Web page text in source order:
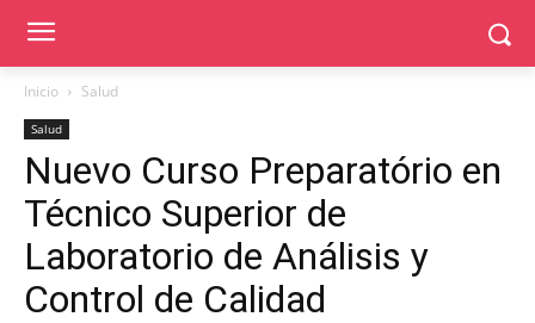
Inicio Salud
Salud
Nuevo Curso Preparatório en
Técnico Superior de
Laboratorio de Análisis y
Control de Calidad